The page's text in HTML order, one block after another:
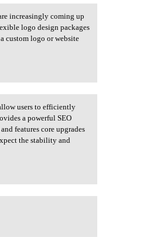
increasingly coming up
logo design packages
custom logo or website
users to efficiently
a powerful SEO
features core upgrades
the stability and